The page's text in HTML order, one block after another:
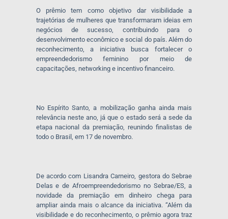
O prêmio tem como objetivo dar visibilidade a
trajetórias de mulheres que transformaram ideias em
negócios de sucesso, contribuindo para o
desenvolvimento econômico e social do país. Além do
reconhecimento, a iniciativa busca fortalecer o
empreendedorismo feminino por meio de
capacitações, networking e incentivo financeiro.
No Espírito Santo, a mobilização ganha ainda mais
relevância neste ano, já que o estado será a sede da
etapa nacional da premiação, reunindo finalistas de
todo o Brasil, em 17 de novembro.
De acordo com Lisandra Carneiro, gestora do Sebrae
Delas e de Afroempreendedorismo no Sebrae/ES, a
novidade da premiação em dinheiro chega para
ampliar ainda mais o alcance da iniciativa. “Além da
visibilidade e do reconhecimento, o prêmio agora traz